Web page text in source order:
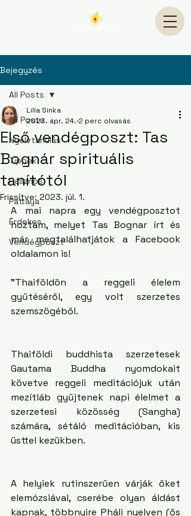
Bejegyzés
All Posts
Nyelvtanulás
Tippek
Hasznos
Pattaya
Érdekes
Vendégposzt
All Posts
Első vendégposzt: Tas
Bognár spirituális
tanítótól
Lilla Sinka
2023. ápr. 24. 2 perc olvasás
Frissítve: 2023. júl. 1.
A mai napra egy vendégposztot
hoztam, melyet Tas Bognar írt és
már megtalálhatjátok a Facebook
oldalamon is!
"Thaiföldön a reggeli élelem
gyűtéséről, egy volt szerzetes
szemszögéből.
Thaiföldi buddhista szerzetesek
Gautama Buddha nyomdokait
követve reggeli meditációjuk után
mezítláb gyűjtenek napi élelmet a
szerzetesi közösség (Sangha)
számára, sétáló meditációban, kis
üsttel kezükben.
A helyiek rutinszerűen várják őket
elemózsiával, cserébe olyan áldást
kapnak, többnyire Pháli nyelven (ős